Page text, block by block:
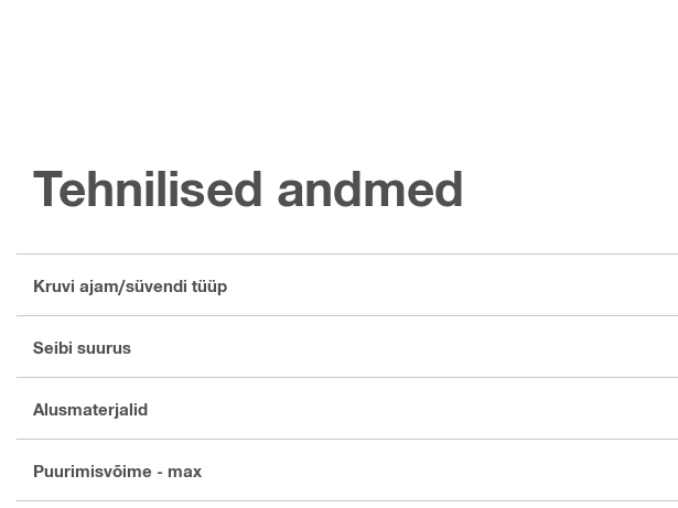
Tehnilised andmed
Kruvi ajam/süvendi tüüp
Seibi suurus
Alusmaterjalid
Puurimisvõime - max